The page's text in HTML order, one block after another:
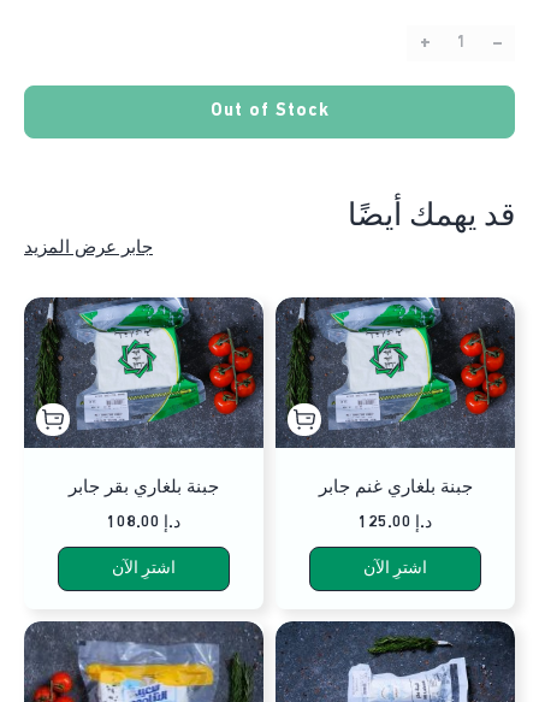
–
+
Out of Stock
قد يهمك أيضًا
جابر عرض المزيد
جبنة بلغاري غنم جابر
125.00 د.إ
اشترِ الآن
جبنة بلغاري بقر جابر
108.00 د.إ
اشترِ الآن